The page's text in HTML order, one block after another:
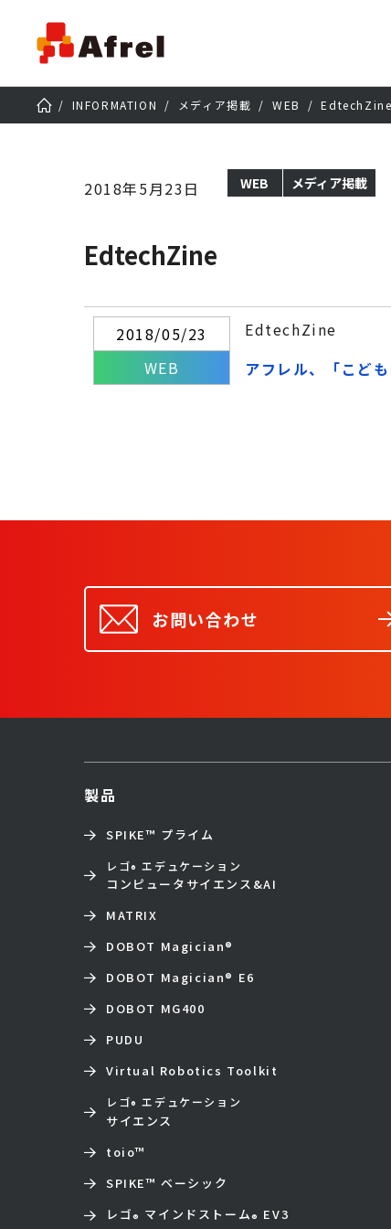
INFORMATION メディア掲載 WEB EdtechZine
2018年5月23日 WEB メディア掲載
EdtechZine
2018/05/23
WEB
EdtechZine
アフレル、「こど
お問い合わせ
製品
SPIKE™ プライム
レゴ® エデュケーション
コンピュータサイエンス&AI
MATRIX
DOBOT Magician®
DOBOT Magician® E6
DOBOT MG400
PUDU
Virtual Robotics Toolkit
レゴ® エデュケーション
サイエンス
toio™
SPIKE™ ベーシック
レゴ® マインドストーム® EV3